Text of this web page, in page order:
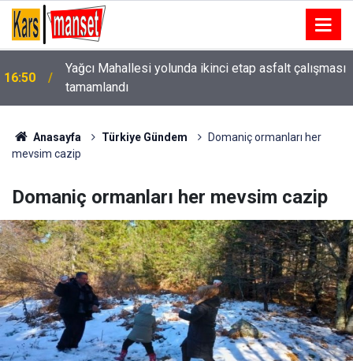
16:50
Yağcı Mahallesi yolunda ikinci etap asfalt çalışması
tamamlandı
Anasayfa Türkiye Gündem
Domaniç ormanları her
mevsim cazip
Domaniç ormanları her mevsim cazip